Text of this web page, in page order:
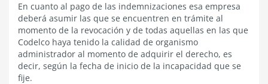
En cuanto al pago de las indemnizaciones esa empresa
deberá asumir las que se encuentren en trámite al
momento de la revocación y de todas aquellas en las que
Codelco haya tenido la calidad de organismo
administrador al momento de adquirir el derecho, es
decir, según la fecha de inicio de la incapacidad que se
fije.